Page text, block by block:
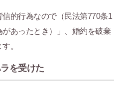
的行為なので（民法第770条1
あったとき）」、婚約を破棄
。
を受けた